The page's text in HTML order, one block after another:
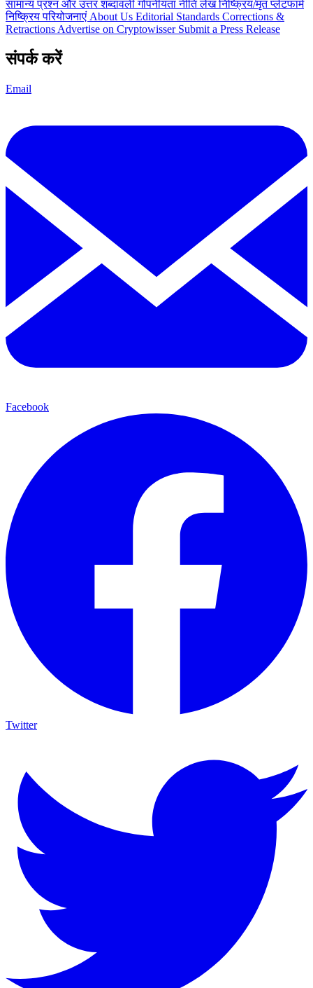
सामान्य प्रश्न और उत्तरशब्दावलीगोपनीयता नीतिलेखनिष्क्रिय/मृत प्लेटफार्म
निष्क्रिय परियोजनाएं About Us Editorial Standards Corrections &
Retractions Advertise on Cryptowisser Submit a Press Release
संपर्क करें
Email
Facebook
Twitter